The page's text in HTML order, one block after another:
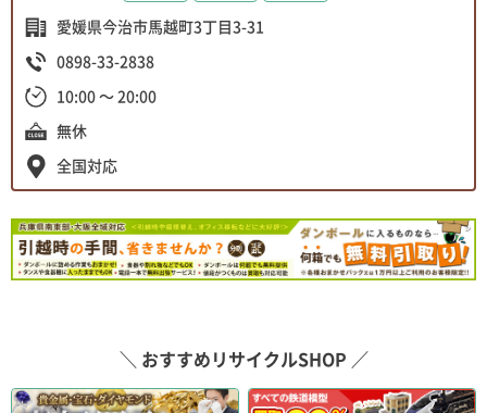
愛媛県今治市馬越町3丁目3-31
0898-33-2838
10:00 ～ 20:00
無休
全国対応
＼ おすすめリサイクルSHOP ／